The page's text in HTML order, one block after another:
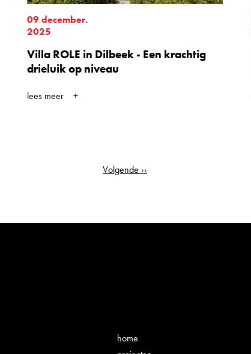
09 december.
2025
Villa ROLE in Dilbeek - Een krachtig
drieluik op niveau
lees meer
Paginering
Volgende
Volgende ››
home